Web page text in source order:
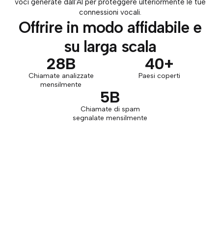
voci generate dall'AI per proteggere ulteriormente le tue
connessioni vocali.
Offrire in modo affidabile e
su larga scala
28B
Chiamate analizzate
mensilmente
40+
Paesi coperti
5B
Chiamate di spam
segnalate mensilmente